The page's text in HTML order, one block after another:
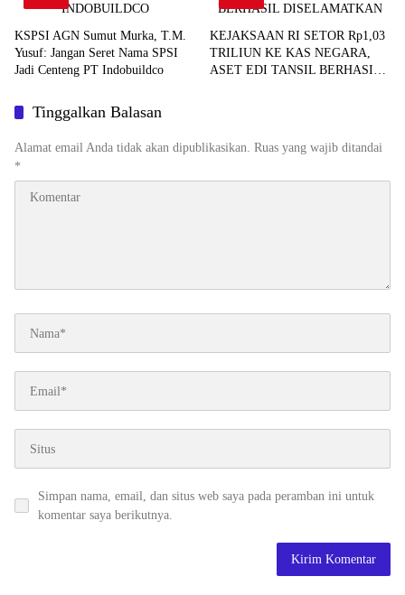
KSPSI AGN Sumut Murka, T.M.
Yusuf: Jangan Seret Nama SPSI
Jadi Centeng PT Indobuildco
KEJAKSAAN RI SETOR Rp1,03
TRILIUN KE KAS NEGARA,
ASET EDI TANSIL BERHASIL
Tinggalkan Balasan
Alamat email Anda tidak akan dipublikasikan. Ruas yang wajib ditandai
*
Simpan nama, email, dan situs web saya pada peramban ini untuk
komentar saya berikutnya.